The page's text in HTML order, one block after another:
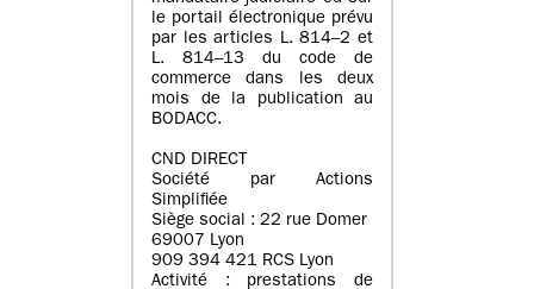
le portail électronique prévu
par les articles L. 814–2 et
L. 814–13 du code de
commerce dans les deux
mois de la publication au
BODACC.
CND DIRECT
Société par Actions
Simplifiée
Siège social : 22 rue Domer
69007 Lyon
909 394 421 RCS Lyon
Activité : prestations de